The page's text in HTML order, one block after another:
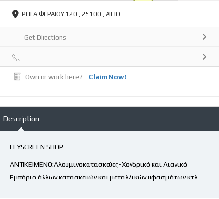
ΡΗΓΑ ΦΕΡΑΙΟΥ 120 , 25100 , ΑΙΓΙΟ
Get Directions
Own or work here? Claim Now!
Description
FLYSCREEN SHOP
ΑΝΤΙΚΕΙΜΕΝΟ:Αλουμινοκατασκεύες-Χονδρικό και Λιανικό
Εμπόριο άλλων κατασκευών και μεταλλικών υφασμάτων κτλ.